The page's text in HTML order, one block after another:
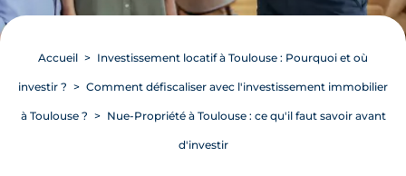
Accueil Investissement locatif à Toulouse : Pourquoi et où
investir ? Comment défiscaliser avec l'investissement immobilier
à Toulouse ? Nue-Propriété à Toulouse : ce qu'il faut savoir avant
d'investir